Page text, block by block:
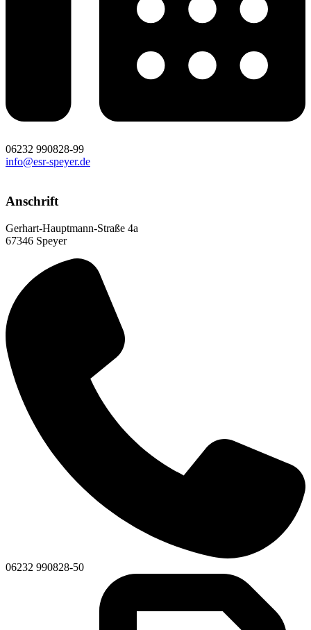
06232 990828-99
info@esr-speyer.de
Anschrift
Gerhart-Hauptmann-Straße 4a
67346 Speyer
06232 990828-50